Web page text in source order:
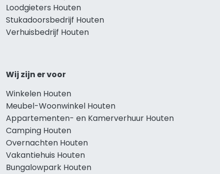
Loodgieters Houten
Stukadoorsbedrijf Houten
Verhuisbedrijf Houten
Wij zijn er voor
Winkelen Houten
Meubel-Woonwinkel Houten
Appartementen- en Kamerverhuur Houten
Camping Houten
Overnachten Houten
Vakantiehuis Houten
Bungalowpark Houten